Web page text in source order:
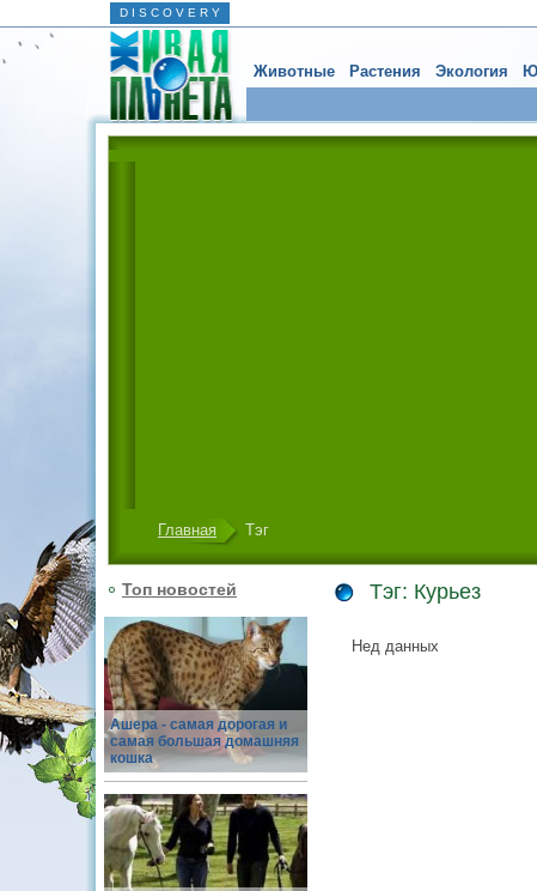
D I S C O V E R Y
Животные Растения Экология
Главная Тэг
Топ новостей
Ашера - самая дорогая и
самая большая домашняя
кошка
Тэг: Курьез
Нед данных